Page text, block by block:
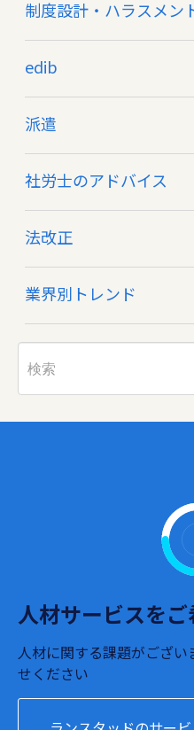
制度設計・ハラスメン
edib
派遣
社労士のアドバイス
法改正
業界別トレンド
人材サービスを
人材に関する課題がござ
せください